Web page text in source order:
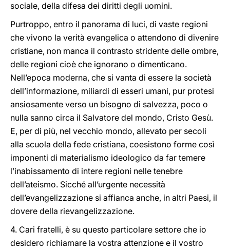
sociale, della difesa dei diritti degli uomini.
Purtroppo, entro il panorama di luci, di vaste regioni
che vivono la verità evangelica o attendono di divenire
cristiane, non manca il contrasto stridente delle ombre,
delle regioni cioè che ignorano o dimenticano.
Nell’epoca moderna, che si vanta di essere la società
dell’informazione, miliardi di esseri umani, pur protesi
ansiosamente verso un bisogno di salvezza, poco o
nulla sanno circa il Salvatore del mondo, Cristo Gesù.
E, per di più, nel vecchio mondo, allevato per secoli
alla scuola della fede cristiana, coesistono forme così
imponenti di materialismo ideologico da far temere
l’inabissamento di intere regioni nelle tenebre
dell’ateismo. Sicché all’urgente necessità
dell’evangelizzazione si affianca anche, in altri Paesi, il
dovere della rievangelizzazione.
4. Cari fratelli, è su questo particolare settore che io
desidero richiamare la vostra attenzione e il vostro